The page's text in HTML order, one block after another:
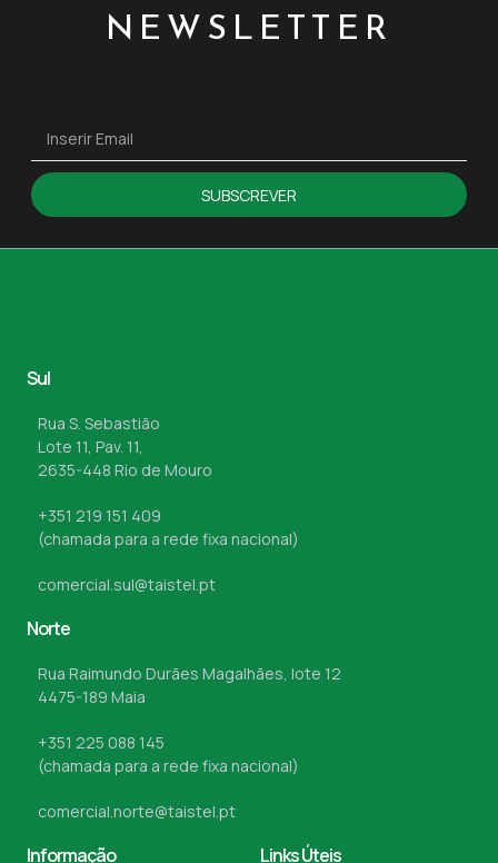
NEWSLETTER
SUBSCREVER
Sul
Rua S. Sebastião
Lote 11, Pav. 11,
2635-448 Rio de Mouro
+351 219 151 409
(chamada para a rede fixa nacional)
comercial.sul@taistel.pt
Norte
Rua Raimundo Durães Magalhães, lote 12
4475-189 Maia
+351 225 088 145
(chamada para a rede fixa nacional)
comercial.norte@taistel.pt
Informação Links Úteis